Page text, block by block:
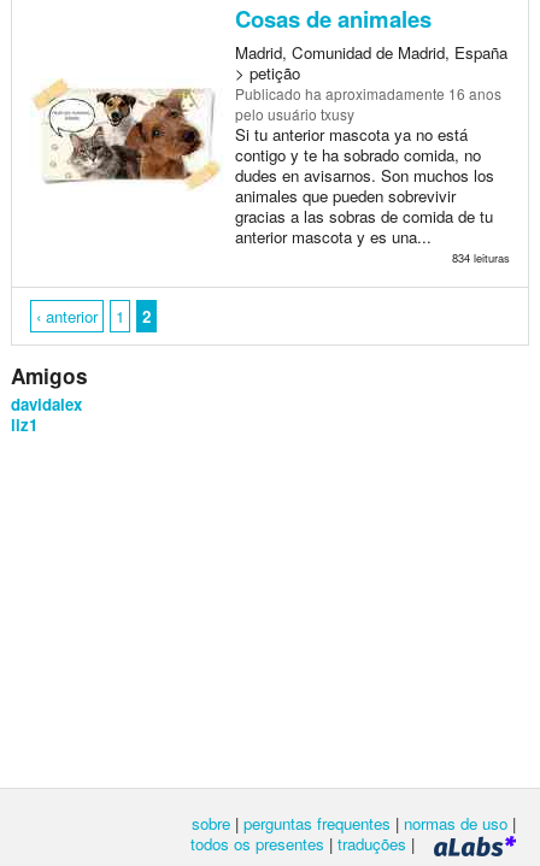
Cosas de animales
Madrid, Comunidad de Madrid, España
> petição
Publicado ha aproximadamente 16 anos
pelo usuário txusy
Si tu anterior mascota ya no está
contigo y te ha sobrado comida, no
dudes en avisarnos. Son muchos los
animales que pueden sobrevivir
gracias a las sobras de comida de tu
anterior mascota y es una...
834 leituras
‹ anterior 1 2
Amigos
davidalex
liz1
sobre | perguntas frequentes | normas de uso |
todos os presentes | traduções |